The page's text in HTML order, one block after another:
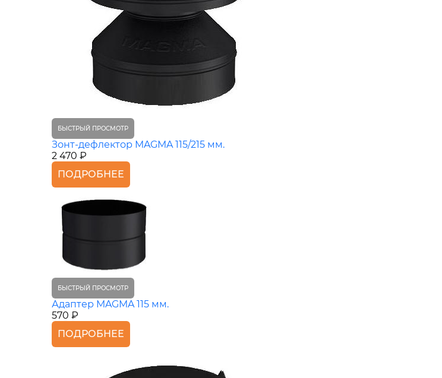
БЫСТРЫЙ ПРОСМОТР
Зонт-дефлектор MAGMA 115/215 мм.
2 470 ₽
ПОДРОБНЕЕ
БЫСТРЫЙ ПРОСМОТР
Адаптер MAGMA 115 мм.
570 ₽
ПОДРОБНЕЕ